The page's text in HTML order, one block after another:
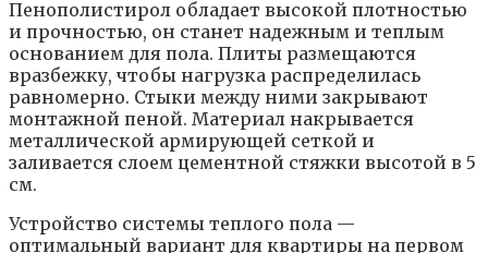
Пенополистирол обладает высокой плотностью
и прочностью, он станет надежным и теплым
основанием для пола. Плиты размещаются
вразбежку, чтобы нагрузка распределилась
равномерно. Стыки между ними закрывают
монтажной пеной. Материал накрывается
металлической армирующей сеткой и
заливается слоем цементной стяжки высотой в 5
см.
Устройство системы теплого пола —
оптимальный вариант для квартиры на первом